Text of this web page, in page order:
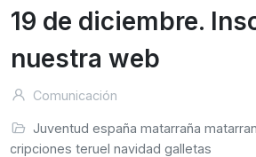
19 de diciembre.
nuestra web
Comunicación
Juventud españa matarraña
teruel navidad galletas